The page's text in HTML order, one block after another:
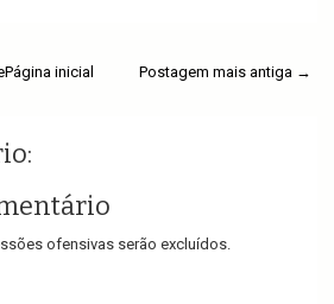
Postagem mais antiga →
Página inicial
ofensivas serão excluídos.